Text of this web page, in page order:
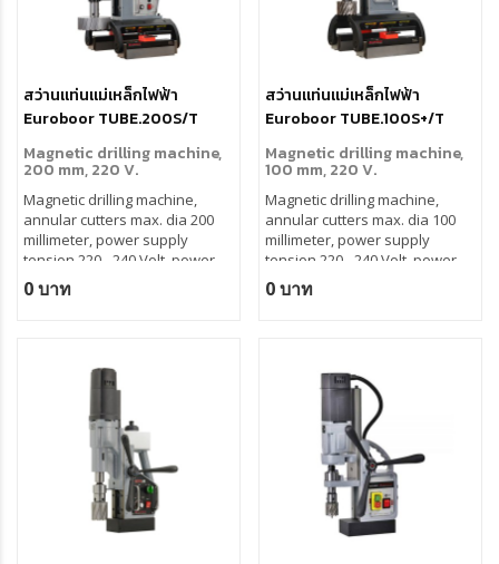
สว่านแท่นแม่เหล็กไฟฟ้า
Euroboor TUBE.200S/T
Magnetic drilling machine,
200 mm, 220 V.
Magnetic drilling machine,
annular cutters max. dia 200
millimeter, power supply
tension 220 - 240 Volt, power
supply frequency 50 - 60 Hertz,
rotation direction bidirectional.
0 บาท
สว่านแท่นแม่เหล็กไฟฟ้า
Euroboor TUBE.100S+/T
Magnetic drilling machine,
100 mm, 220 V.
Magnetic drilling machine,
annular cutters max. dia 100
millimeter, power supply
tension 220 - 240 Volt, power
supply frequency 50 - 60 Hertz,
rotation direction bidirectional.
0 บาท